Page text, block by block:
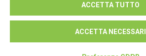
Seguici su:
ACCETTA TUTTO
ACCETTA NECESSARI